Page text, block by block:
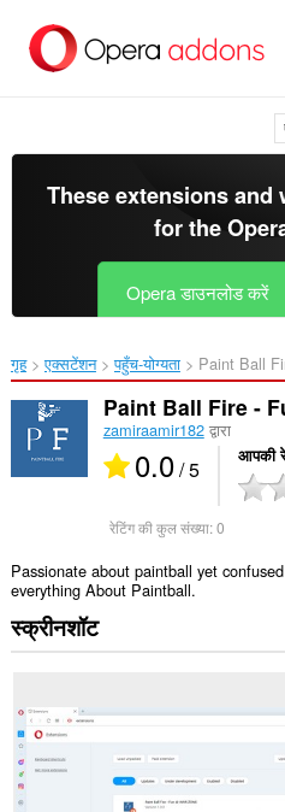
सामग्री
These extensions and
for the
Opera डाउनलोड करें
गृह एक्सटेंशन पहुँच-योग्यता Paint Ball
Paint Ball Fire -
zamiraamir182द्वारा
0.0/ 5 आपकी
रेटिंग की कुल संख्या:0
Passionate about paintball yet
everything About Paintball.
स्क्रीनशॉट